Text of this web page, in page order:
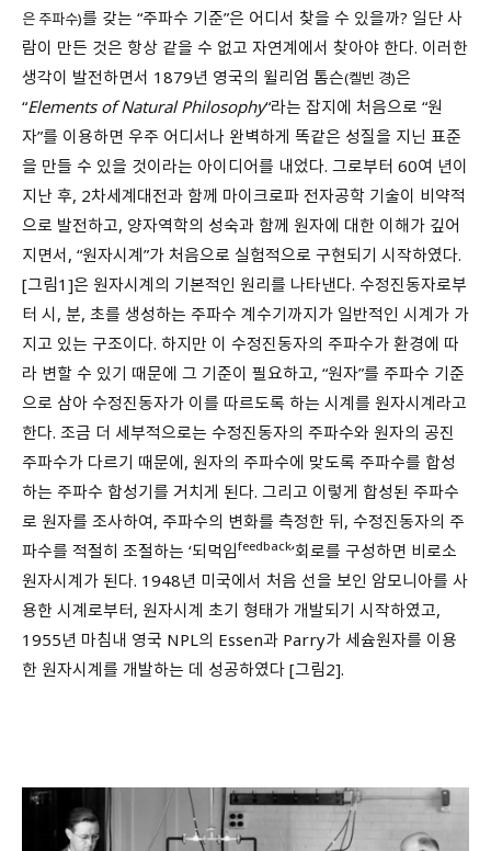
은 주파수)를 갖는 “주파수 기준”은 어디서 찾을 수 있을까? 일단 사
람이 만든 것은 항상 같을 수 없고 자연계에서 찾아야 한다. 이러한
생각이 발전하면서 1879년 영국의 윌리엄 톰슨(켈빈 경)은
“Elements of Natural Philosophy“라는 잡지에 처음으로 “원
자”를 이용하면 우주 어디서나 완벽하게 똑같은 성질을 지닌 표준
을 만들 수 있을 것이라는 아이디어를 내었다. 그로부터 60여 년이
지난 후, 2차세계대전과 함께 마이크로파 전자공학 기술이 비약적
으로 발전하고, 양자역학의 성숙과 함께 원자에 대한 이해가 깊어
지면서, “원자시계”가 처음으로 실험적으로 구현되기 시작하였다.
[그림1]은 원자시계의 기본적인 원리를 나타낸다. 수정진동자로부
터 시, 분, 초를 생성하는 주파수 계수기까지가 일반적인 시계가 가
지고 있는 구조이다. 하지만 이 수정진동자의 주파수가 환경에 따
라 변할 수 있기 때문에 그 기준이 필요하고, “원자”를 주파수 기준
으로 삼아 수정진동자가 이를 따르도록 하는 시계를 원자시계라고
한다. 조금 더 세부적으로는 수정진동자의 주파수와 원자의 공진
주파수가 다르기 때문에, 원자의 주파수에 맞도록 주파수를 합성
하는 주파수 합성기를 거치게 된다. 그리고 이렇게 합성된 주파수
로 원자를 조사하여, 주파수의 변화를 측정한 뒤, 수정진동자의 주
파수를 적절히 조절하는 ‘되먹임feedback‘회로를 구성하면 비로소
원자시계가 된다. 1948년 미국에서 처음 선을 보인 암모니아를 사
용한 시계로부터, 원자시계 초기 형태가 개발되기 시작하였고,
1955년 마침내 영국 NPL의 Essen과 Parry가 세슘원자를 이용
한 원자시계를 개발하는 데 성공하였다 [그림2].